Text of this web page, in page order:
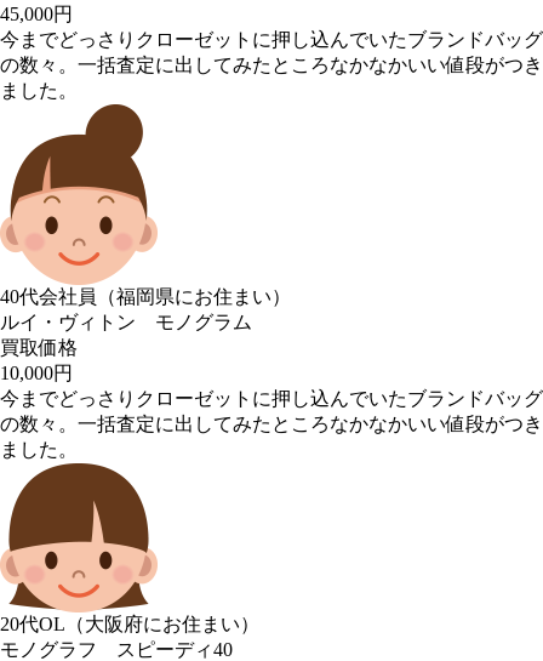
45,000円
今までどっさりクローゼットに押し込んでいたブランドバッグ
の数々。一括査定に出してみたところなかなかいい値段がつき
ました。
40代会社員（福岡県にお住まい）
ルイ・ヴィトン モノグラム
買取価格
10,000円
今までどっさりクローゼットに押し込んでいたブランドバッグ
の数々。一括査定に出してみたところなかなかいい値段がつき
ました。
20代OL（大阪府にお住まい）
モノグラフ スピーディ40